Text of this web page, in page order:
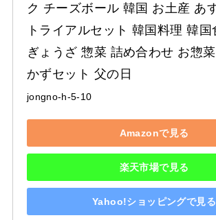
ク チーズボール 韓国 お土産 あ
トライアルセット 韓国料理 韓国
ぎょうざ 惣菜 詰め合わせ お惣
かずセット 父の日
jongno-h-5-10
Amazonで見る
楽天市場で見る
Yahoo!ショッピングで見る